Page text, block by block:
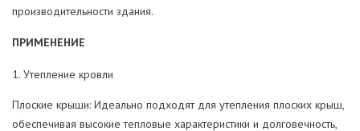
производительности здания.
ПРИМЕНЕНИЕ
1. Утепление кровли
Плоские крыши: Идеально подходят для утепления плоских крыш,
обеспечивая высокие тепловые характеристики и долговечность,